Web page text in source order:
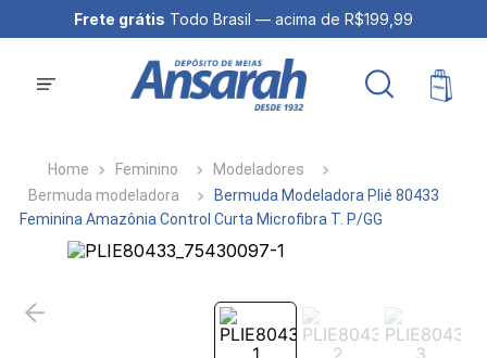
Frete grátis Todo Brasil — acima de R$199,99
Feminino
Modeladores
Bermuda modeladora
Bermuda Modeladora Plié 80433
Feminina Amazônia Control Curta Microfibra T. P/GG